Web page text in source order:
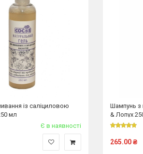
із саліциловою
мл
Є в наявності
Шампунь з
& Лопух
265.00₴